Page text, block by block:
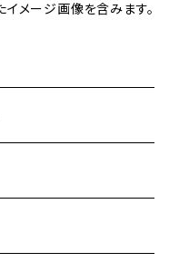
メージ画像を含みます。